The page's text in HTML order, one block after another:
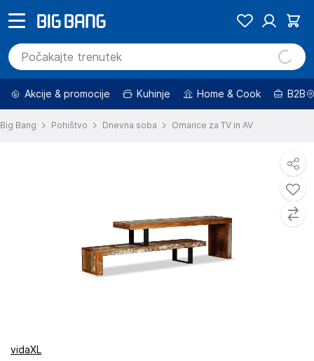
Akcije & promocije Kuhinje Home & Cook B2B
Big Bang Pohištvo Dnevna soba Omarice za TV in AV
vidaXL